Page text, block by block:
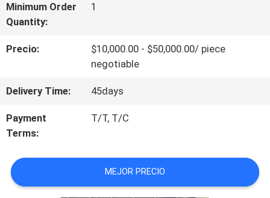
SOBRE
NOSOTROS
RECORRIDO
POR
LA
FÁBRICA
Minimum Order
Quantity:
1
Precio:
$10,000.00 - $50,000.00/ piece
negotiable
Delivery Time: 45days
Payment
Terms:
T/T, T/C
MEJOR PRECIO